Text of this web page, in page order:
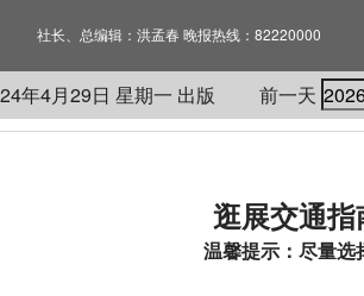
社长、总编辑：洪孟春 晚报热线：82220000
年4月29日 星期一 出版 前一天
逛展交通指
温馨提示：尽量选